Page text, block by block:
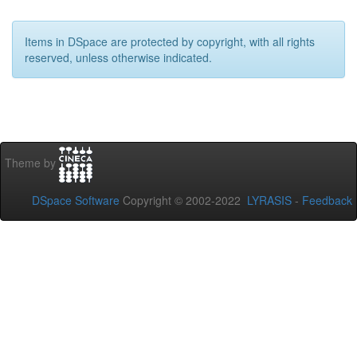
Items in DSpace are protected by copyright, with all rights
reserved, unless otherwise indicated.
Theme by
DSpace Software Copyright © 2002-2022 LYRASIS - Feedback